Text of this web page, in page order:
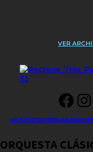
VER
MÚSICATEATRODANZAOCM
ORQUESTA